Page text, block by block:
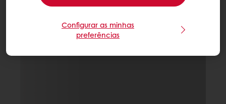
Configurar as minhas
preferências